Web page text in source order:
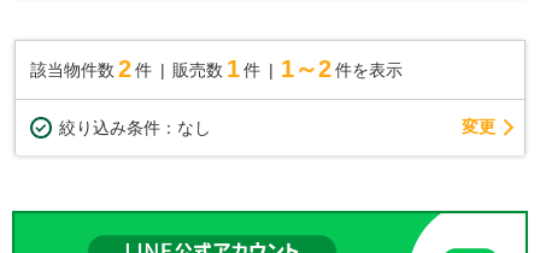
該当物件数 2件 販売数 1 件 1～2 件を表示
絞り込み条件： なし 変更